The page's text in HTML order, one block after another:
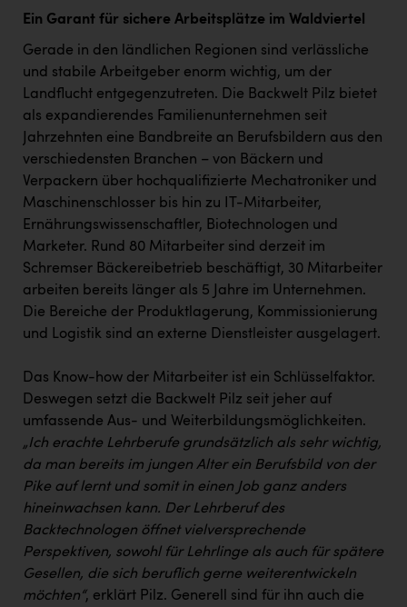
Ein Garant für sichere Arbeitsplätze im Waldviertel
Gerade in den ländlichen Regionen sind verlässliche
und stabile Arbeitgeber enorm wichtig, um der
Landflucht entgegenzutreten. Die Backwelt Pilz bietet
als expandierendes Familienunternehmen seit
Jahrzehnten eine Bandbreite an Berufsbildern aus den
verschiedensten Branchen – von Bäckern und
Verpackern über hochqualifizierte Mechatroniker und
Maschinenschlosser bis hin zu IT-Mitarbeiter,
Ernährungswissenschaftler, Biotechnologen und
Marketer. Rund 80 Mitarbeiter sind derzeit im
Schremser Bäckereibetrieb beschäftigt, 30 Mitarbeiter
arbeiten bereits länger als 5 Jahre im Unternehmen.
Die Bereiche der Produktlagerung, Kommissionierung
und Logistik sind an externe Dienstleister ausgelagert.
Das Know-how der Mitarbeiter ist ein Schlüsselfaktor.
Deswegen setzt die Backwelt Pilz seit jeher auf
umfassende Aus- und Weiterbildungsmöglichkeiten.
„Ich erachte Lehrberufe grundsätzlich als sehr wichtig,
da man bereits im jungen Alter ein Berufsbild von der
Pike auf lernt und somit in einen Job ganz anders
hineinwachsen kann. Der Lehrberuf des
Backtechnologen öffnet vielversprechende
Perspektiven, sowohl für Lehrlinge als auch für spätere
Gesellen, die sich beruflich gerne weiterentwickeln
möchten“, erklärt Pilz. Generell sind für ihn auch die